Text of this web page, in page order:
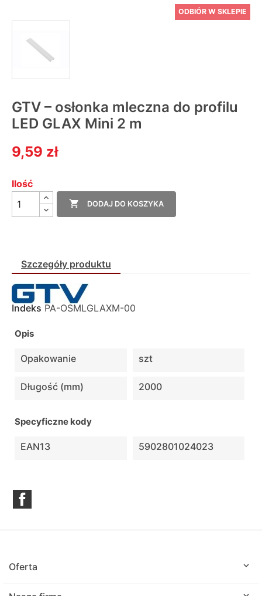
ODBIÓR W SKLEPIE
GTV – osłonka mleczna do profilu
LED GLAX Mini 2 m
9,59 zł
Ilość
 DODAJ DO KOSZYKA
Szczegóły produktu
Indeks PA-OSMLGLAXM-00
Opis
Opakowanie szt
Długość (mm) 2000
Specyficzne kody
EAN13 5902801024023
Oferta 